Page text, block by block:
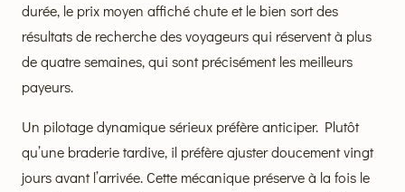
durée, le prix moyen affiché chute et le bien sort des
résultats de recherche des voyageurs qui réservent à plus
de quatre semaines, qui sont précisément les meilleurs
payeurs.
Un pilotage dynamique sérieux préfère anticiper. Plutôt
qu’une braderie tardive, il préfère ajuster doucement vingt
jours avant l’arrivée. Cette mécanique préserve à la fois le